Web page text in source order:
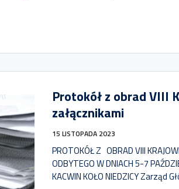
Protokół z obrad VIII
załącznikami
15 LISTOPADA 2023
PROTOKÓŁ Z OBRAD VIII
ODBYTEGO W DNIACH 5-7
KACWIN KOŁO NIEDZICY Zarząd